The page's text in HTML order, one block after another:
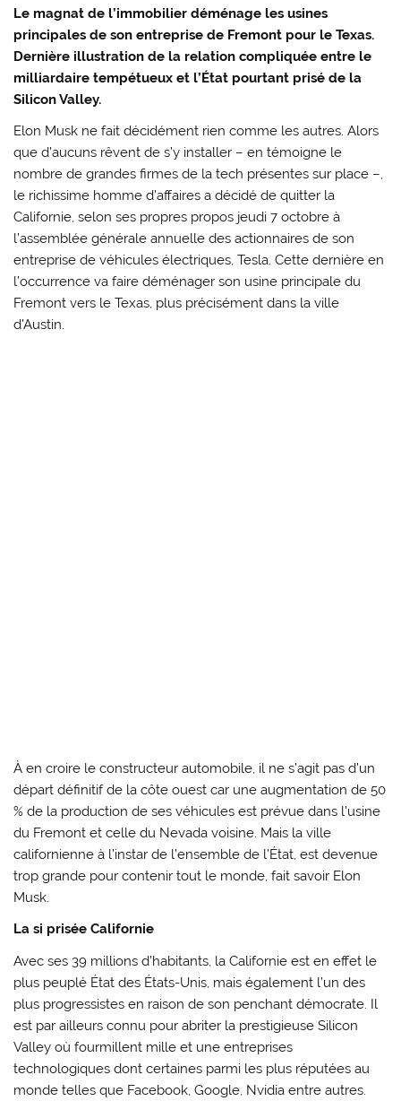
Le magnat de l’immobilier déménage les usines
principales de son entreprise de Fremont pour le Texas.
Dernière illustration de la relation compliquée entre le
milliardaire tempétueux et l’État pourtant prisé de la
Silicon Valley.
Elon Musk ne fait décidément rien comme les autres. Alors
que d’aucuns rêvent de s’y installer – en témoigne le
nombre de grandes firmes de la tech présentes sur place –,
le richissime homme d’affaires a décidé de quitter la
Californie, selon ses propres propos jeudi 7 octobre à
l’assemblée générale annuelle des actionnaires de son
entreprise de véhicules électriques, Tesla. Cette dernière en
l’occurrence va faire déménager son usine principale du
Fremont vers le Texas, plus précisément dans la ville
d’Austin.
À en croire le constructeur automobile, il ne s’agit pas d’un
départ définitif de la côte ouest car une augmentation de 50
% de la production de ses véhicules est prévue dans l’usine
du Fremont et celle du Nevada voisine. Mais la ville
californienne à l’instar de l’ensemble de l’État, est devenue
trop grande pour contenir tout le monde, fait savoir Elon
Musk.
La si prisée Californie
Avec ses 39 millions d’habitants, la Californie est en effet le
plus peuplé État des États-Unis, mais également l’un des
plus progressistes en raison de son penchant démocrate. Il
est par ailleurs connu pour abriter la prestigieuse Silicon
Valley où fourmillent mille et une entreprises
technologiques dont certaines parmi les plus réputées au
monde telles que Facebook, Google, Nvidia entre autres.